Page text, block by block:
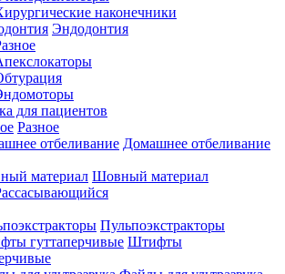
наконечники
Эндодонтия
для пациентов
Разное
Домашнее отбеливание
Шовный материал
Пульпоэкстракторы
Штифты